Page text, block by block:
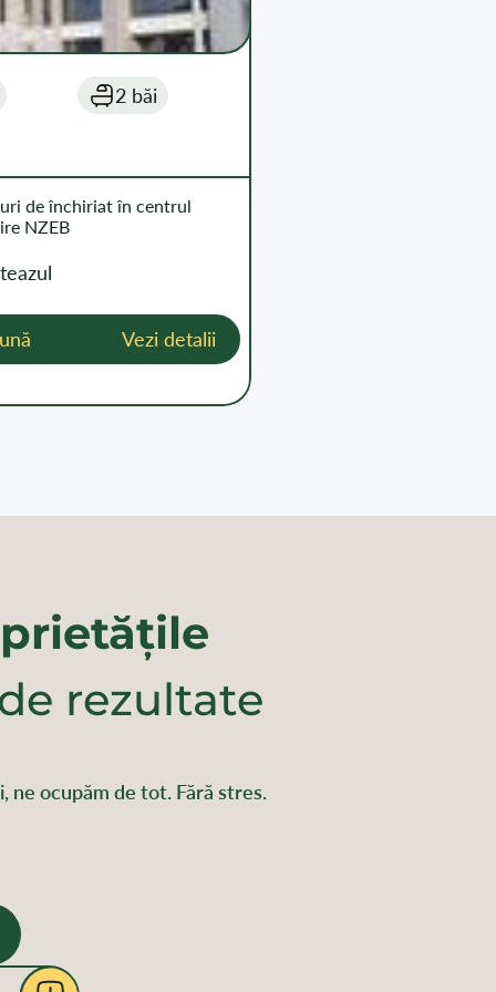
2 băi
de închiriat în centrul
NZEB
Vezi detalii
rezultate
ne ocupăm de tot. Fără stres.